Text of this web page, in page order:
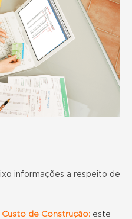
informações a respeito de
Custo de Construção: este